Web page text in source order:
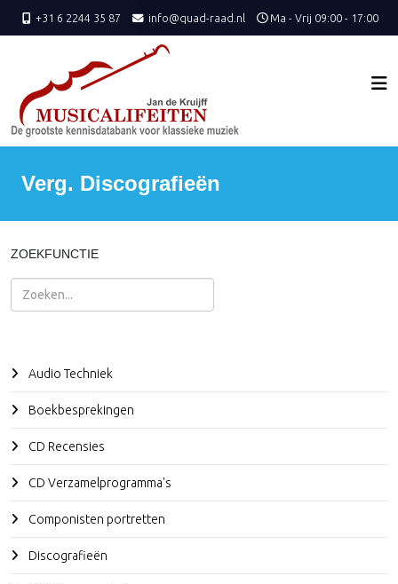
+31 6 2244 35 87 info@quad-raad.nl Ma - Vrij 09:00 - 17:00
Verg. Discografieën
ZOEKFUNCTIE
Zoeken
Audio Techniek
Boekbesprekingen
CD Recensies
CD Verzamelprogramma's
Componisten portretten
Discografieën